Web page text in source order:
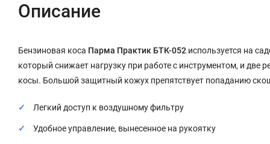
Описание
Бензиновая коса Парма Практик БТК-052 используется на
который снижает нагрузку при работе с инструментом, и
косы. Большой защитный кожух препятствует попаданию
Легкий доступ к воздушному фильтру
Удобное управление, вынесенное на рукоятку